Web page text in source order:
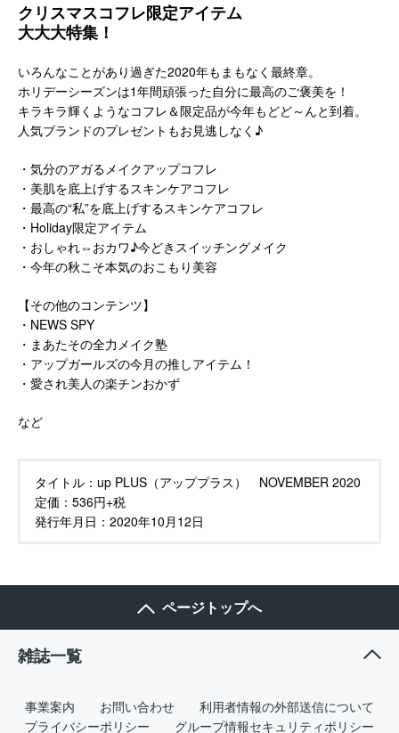
クリスマスコフレ限定アイテム
大大大特集！
いろんなことがあり過ぎた2020年もまもなく最終章。
ホリデーシーズンは1年間頑張った自分に最高のご褒美を！
キラキラ輝くようなコフレ＆限定品が今年もどど～んと到着。
人気ブランドのプレゼントもお見逃しなく♪
・気分のアガるメイクアップコフレ
・美肌を底上げするスキンケアコフレ
・最高の“私”を底上げするスキンケアコフレ
・Holiday限定アイテム
・おしゃれ⇔おカワ♪今どきスイッチングメイク
・今年の秋こそ本気のおこもり美容
【その他のコンテンツ】
・NEWS SPY
・まあたその全力メイク塾
・アップガールズの今月の推しアイテム！
・愛され美人の楽チンおかず
など
タイトル： up PLUS（アッププラス） NOVEMBER 2020
定価： 536円+税
発行年月日： 2020年10月12日
ページトップへ
雑誌一覧
事業案内 お問い合わせ
利用者情報の外部送信について
プライバシーポリシー
グループ情報セキュリティポリシー